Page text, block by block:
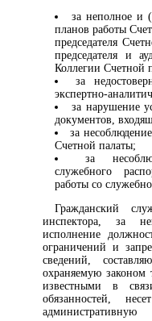
за неполное и
планов работы
председателя
председателя и
Коллегии Счетной
за
экспертно-
за нарушение
документов,
за
Счетной палаты;
за
служебного
работы со
Гражданский
инспектора, за
исполнение
ограничений и
сведений,
охраняемую
известными в
обязанностей,